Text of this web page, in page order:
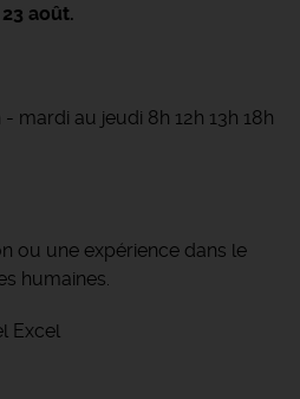
août.
mardi au jeudi 8h 12h 13h 18h
ou une expérience dans le
humaines.
Excel